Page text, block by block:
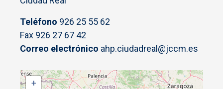
Teléfono 926 25 55 62
Fax 926 27 67 42
Correo electrónico ahp.ciudadreal@jccm.es
+